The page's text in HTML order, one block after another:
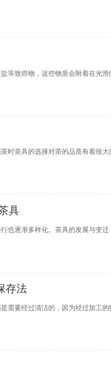
致癌物，这些物质会附着在光
茶具的选择对茶的品质有着很
具
逐渐多样化。茶具的发展与变
存法
需要经过清洁的，因为经过加工